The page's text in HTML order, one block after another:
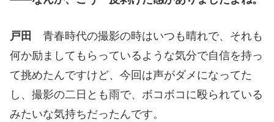
戸田
青春時代の撮影の時はいつも晴れで、それも
何か励ましてもらっているような気分で自信を持っ
て挑めたんですけど、今回は声がダメになってた
し、撮影の二日とも雨で、ボコボコに殴られている
みたいな気持ちだったんです。